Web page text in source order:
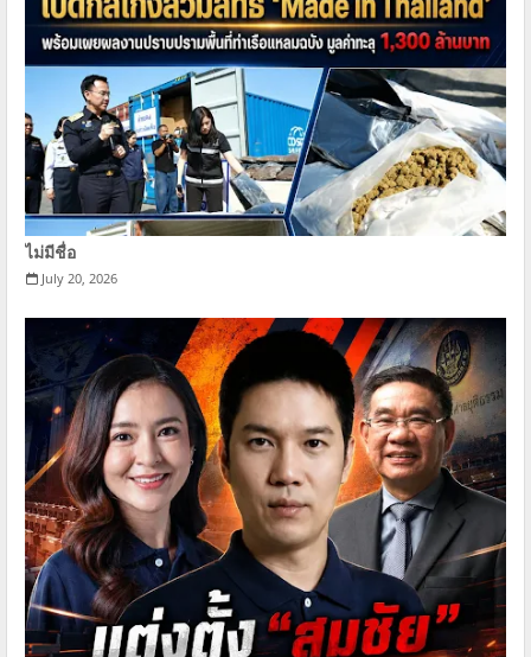
ไม่มีชื่อ
July 20, 2026